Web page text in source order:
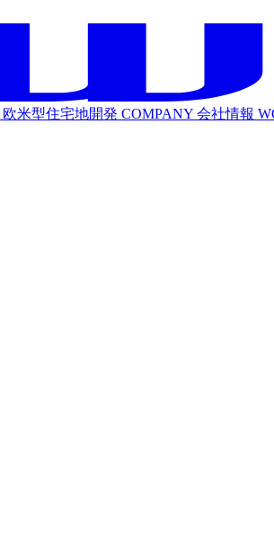
欧米型住宅地開発 COMPANY 会社情報